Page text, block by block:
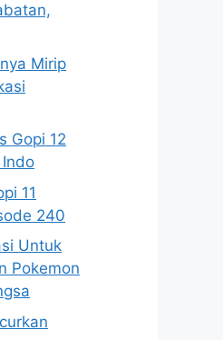
Mirip
Gopi 12
11
240
Untuk
Pokemon